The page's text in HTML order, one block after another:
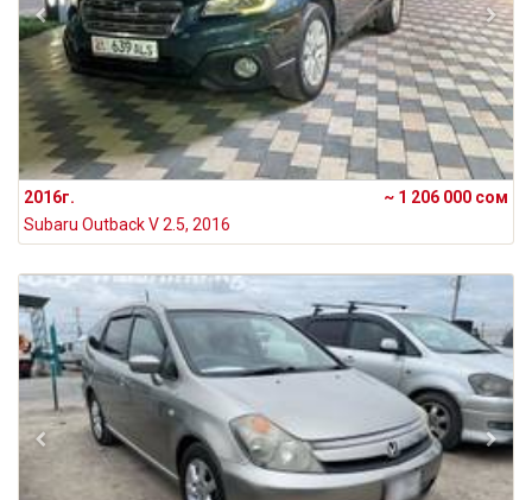
2016г.
~ 1 206 000 сом
Subaru Outback V 2.5, 2016